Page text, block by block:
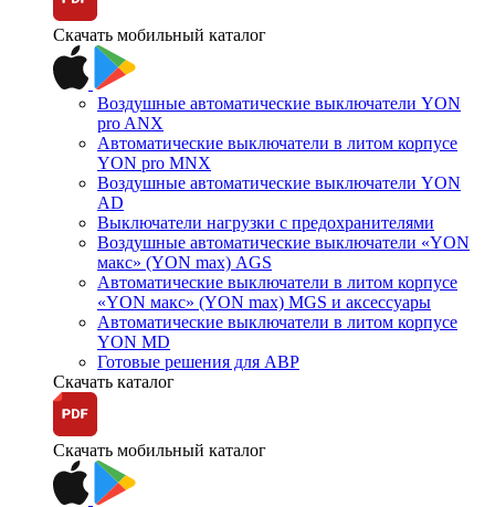
Скачать мобильный каталог
Воздушные автоматические выключатели YON
pro ANX
Автоматические выключатели в литом корпусе
YON pro MNX
Воздушные автоматические выключатели YON
AD
Выключатели нагрузки с предохранителями
Воздушные автоматические выключатели «YON
макс» (YON max) AGS
Автоматические выключатели в литом корпусе
«YON макс» (YON max) MGS и аксессуары
Автоматические выключатели в литом корпусе
YON MD
Готовые решения для АВР
Скачать каталог
Скачать мобильный каталог